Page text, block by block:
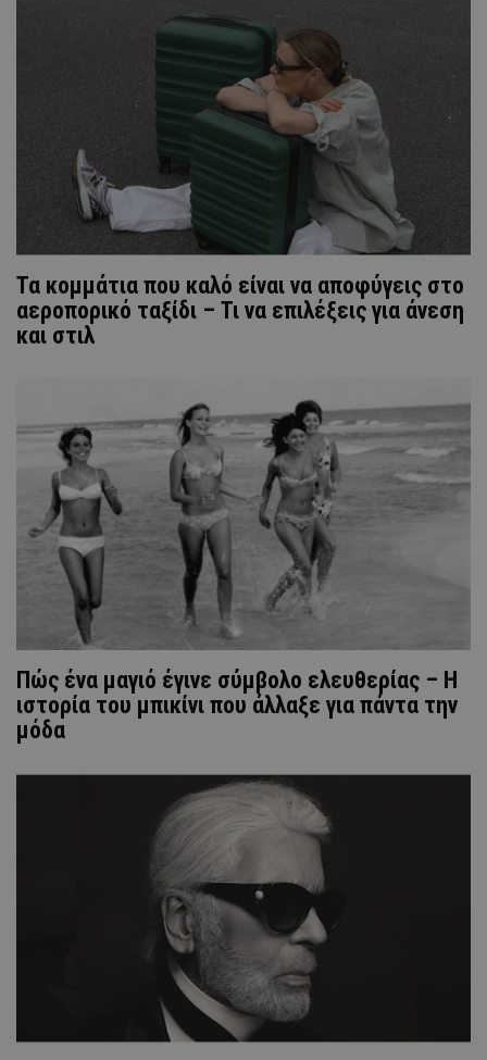
Τα κομμάτια που καλό είναι να αποφύγεις στο
αεροπορικό ταξίδι – Τι να επιλέξεις για άνεση
και στιλ
Πώς ένα μαγιό έγινε σύμβολο ελευθερίας – Η
ιστορία του μπικίνι που άλλαξε για πάντα την
μόδα